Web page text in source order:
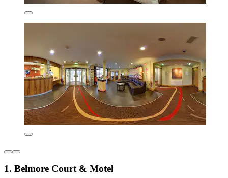
1. Belmore Court & Motel